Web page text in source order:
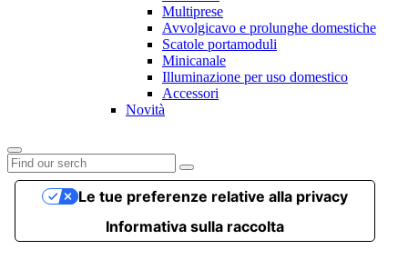
Multiprese
Avvolgicavo e prolunghe domestiche
Scatole portamoduli
Minicanale
Illuminazione per uso domestico
Accessori
Novità
Informativa sulla raccolta
Le tue preferenze relative alla privacy